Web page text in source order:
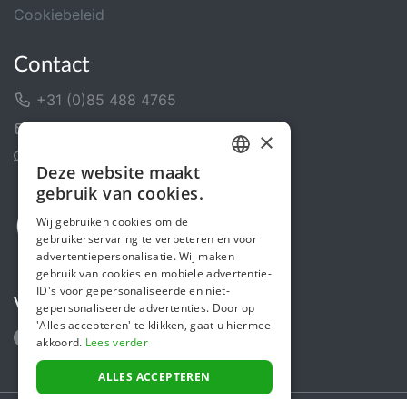
Cookiebeleid
Contact
+31 (0)85 488 4765
Volg ons
ENGLISH
×
Deze website maakt
gebruik van cookies.
Wij gebruiken cookies om de
gebruikerservaring te verbeteren en voor
advertentiepersonalisatie. Wij maken
gebruik van cookies en mobiele advertentie-
ID's voor gepersonaliseerde en niet-
gepersonaliseerde advertenties. Door op
'Alles accepteren' te klikken, gaat u hiermee
akkoord. Lees verder
ALLES ACCEPTEREN